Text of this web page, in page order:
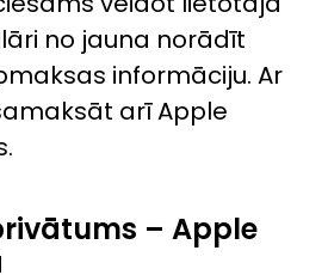
no jauna norādīt
informāciju. Ar
arī Apple
– Apple